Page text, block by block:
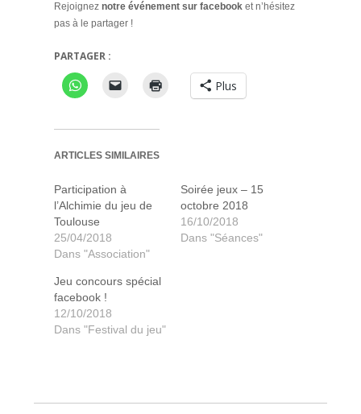
Rejoignez notre événement sur facebook et n’hésitez
pas à le partager !
PARTAGER :
Plus
ARTICLES SIMILAIRES
Participation à
l’Alchimie du jeu de
Toulouse
25/04/2018
Dans "Association"
Soirée jeux – 15
octobre 2018
16/10/2018
Dans "Séances"
Jeu concours spécial
facebook !
12/10/2018
Dans "Festival du jeu"